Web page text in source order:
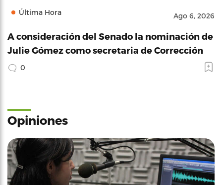
Última Hora Ago 6, 2026
A consideración del Senado la nominación de
Julie Gómez como secretaria de Corrección
0
Opiniones